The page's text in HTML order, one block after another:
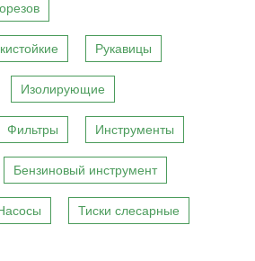
Рукавицы
Изолирующие
Фильтры Инструменты
Бензиновый инструмент
Тиски слесарные